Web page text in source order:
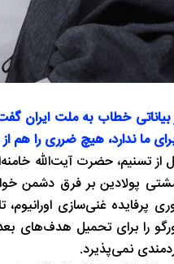
بیاناتی خطاب به ملت
ما ندارد، هیچ ضرری را هم
از تسنیم، حضرت آیت‌الله
پولادین بر فرق دشمن
پرفایده غنی‌سازی
را برای تحمیل هدف‌های
نمی‌پذیرد.